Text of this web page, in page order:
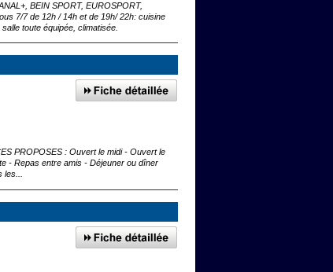
BEIN SPORT, EUROSPORT,
7/7 de 12h / 14h et de 19h/ 22h: cuisine
toute équipée, climatisée.
PROPOSES : Ouvert le midi - Ouvert le
- Repas entre amis - Déjeuner ou dîner
les...